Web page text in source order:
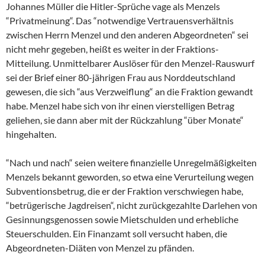
Johannes Müller die Hitler-Sprüche vage als Menzels
“Privatmeinung“. Das “notwendige Vertrauensverhältnis
zwischen Herrn Menzel und den anderen Abgeordneten“ sei
nicht mehr gegeben, heißt es weiter in der Fraktions-
Mitteilung. Unmittelbarer Auslöser für den Menzel-Rauswurf
sei der Brief einer 80-jährigen Frau aus Norddeutschland
gewesen, die sich “aus Verzweiflung“ an die Fraktion gewandt
habe. Menzel habe sich von ihr einen vierstelligen Betrag
geliehen, sie dann aber mit der Rückzahlung “über Monate“
hingehalten.
“Nach und nach“ seien weitere finanzielle Unregelmäßigkeiten
Menzels bekannt geworden, so etwa eine Verurteilung wegen
Subventionsbetrug, die er der Fraktion verschwiegen habe,
“betrügerische Jagdreisen“, nicht zurückgezahlte Darlehen von
Gesinnungsgenossen sowie Mietschulden und erhebliche
Steuerschulden. Ein Finanzamt soll versucht haben, die
Abgeordneten-Diäten von Menzel zu pfänden.